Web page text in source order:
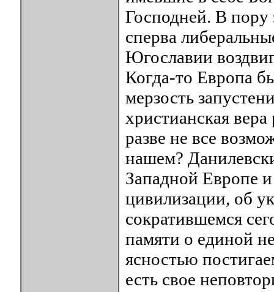
Господней. В пору
сперва
Югославии
Когда-то Европа
мерзость
христианская
разве не все
нашем?
Западной Европе
цивилизации, об
сократившемся
памяти о единой
ясностью
есть свое